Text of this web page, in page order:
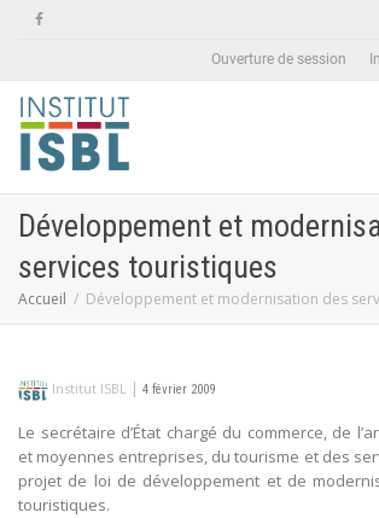
Ouverture de session
Développement et
services touristiques
Accueil Développement et modernisation des
Institut ISBL | 4 février 2009
Le secrétaire d’État chargé du commerce, de
et moyennes entreprises, du tourisme et des
projet de loi de développement et de
touristiques.